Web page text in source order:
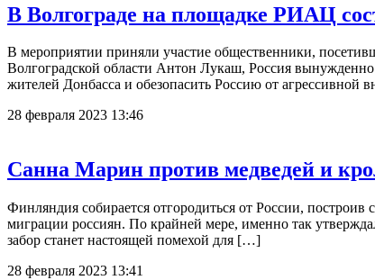
В Волгограде на площадке РИАЦ
В мероприятии приняли участие общественники,
Волгоградской области Антон Лукаш, Россия
жителей Донбасса и обезопасить Россию от
28 февраля 2023 13:46
Санна Марин против медведей и
Финляндия собирается отгородиться от России,
миграции россиян. По крайней мере, именно так
забор станет настоящей помехой для […]
28 февраля 2023 13:41